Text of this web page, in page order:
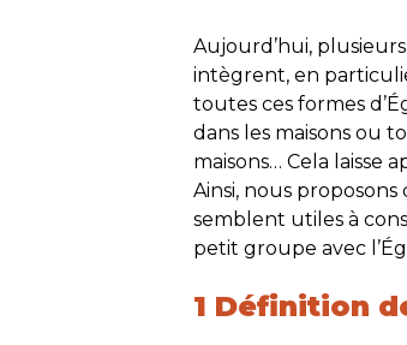
Aujourd’hui,
intègrent, en
toutes ces formes
dans les maisons ou
maisons… Cela
Ainsi, nous
semblent utiles à
petit groupe avec
1 Définition